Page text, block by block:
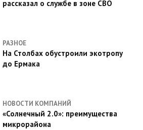
рассказал о службе в зоне СВО
РАЗНОЕ
На Столбах обустроили экотропу
до Ермака
НОВОСТИ КОМПАНИЙ
«Солнечный 2.0»: преимущества
микрорайона